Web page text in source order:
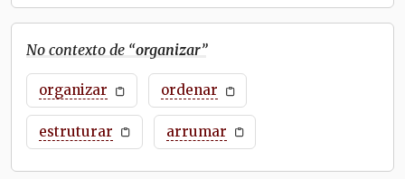
No contexto de “organizar”
organizar ordenar
estruturar arrumar